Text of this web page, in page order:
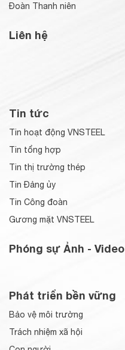
Đoàn Thanh niên
Liên hệ
Tin tức
Tin hoạt động VNSTEEL
Tin tổng hợp
Tin thị trường thép
Tin Đảng ủy
Tin Công đoàn
Gương mặt VNSTEEL
Phóng sự Ảnh - Video
Phát triển bền vững
Bảo vệ môi trường
Trách nhiệm xã hội